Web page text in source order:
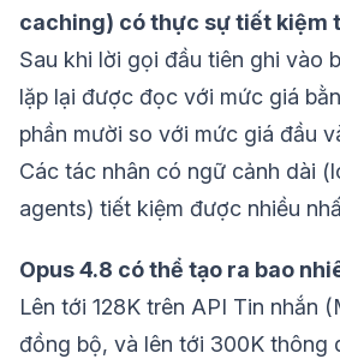
caching) có thực sự tiết kiệm
Sau khi lời gọi đầu tiên ghi vào
lặp lại được đọc với mức giá
phần mười so với mức giá đầu
Các tác nhân có ngữ cảnh dài
agents) tiết kiệm được nhiều
Opus 4.8 có thể tạo ra bao
Lên tới 128K trên API Tin nhắn
đồng bộ, và lên tới 300K thông